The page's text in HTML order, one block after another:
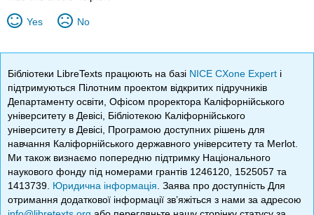
Yes No
Бібліотеки LibreTexts працюють на базі NICE CXone Expert і
підтримуються Пілотним проектом відкритих підручників
Департаменту освіти, Офісом проректора Каліфорнійського
університету в Девісі, Бібліотекою Каліфорнійського
університету в Девісі, Програмою доступних рішень для
навчання Каліфорнійського державного університету та Merlot.
Ми також визнаємо попередню підтримку Національного
наукового фонду під номерами грантів 1246120, 1525057 та
1413739. Юридична інформація . Заява про доступність Для
отримання додаткової інформації зв’яжіться з нами за адресою